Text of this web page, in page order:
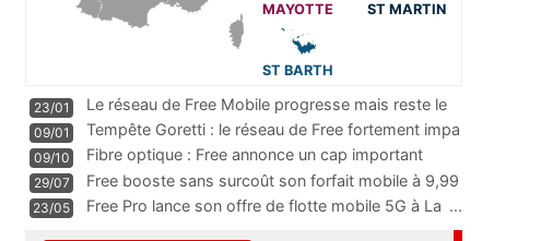
MAYOTTE ST MARTIN
ST BARTH
23/01
Le réseau de Free Mobile progresse mais reste le
m
...
09/01
Tempête Goretti : le réseau de Free fortement impa
09/10
Fibre optique : Free annonce un cap important
pass
...
29/07
Free booste sans surcoût son forfait mobile à 9,99
23/05 Free Pro lance son offre de flotte mobile 5G à La ...